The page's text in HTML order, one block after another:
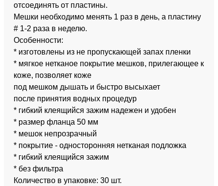
отсоединять от пластины.
Мешки необходимо менять 1 раз в день, а пластину
# 1-2 раза в неделю.
Особенности:
* изготовлены из не пропускающей запах пленки
* мягкое нетканое покрытие мешков, прилегающее к
коже, позволяет коже
под мешком дышать и быстро высыхает
после принятия водных процедур
* гибкий клеящийся зажим надежен и удобен
* размер фланца 50 мм
* мешок непрозрачный
* покрытие - односторонняя нетканая подложка
* гибкий клеящийся зажим
* без фильтра
Количество в упаковке: 30 шт.